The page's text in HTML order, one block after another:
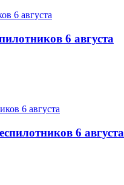
6 августа
6 августа